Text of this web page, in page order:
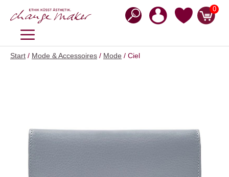
Inhalt
0
MENÜ
Start / Mode & Accessoires / Mode / Ciel